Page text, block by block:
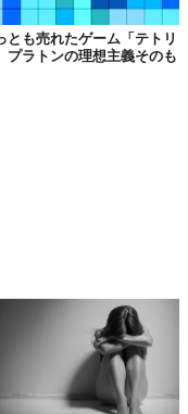
を目指すならば、利己
責を社会全体でシェア
えるでしょう。
ずだ。
とも売れたゲーム「テトリ
プラトンの理想主義そのも